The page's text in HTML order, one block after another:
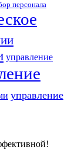
персонала
управление
управление